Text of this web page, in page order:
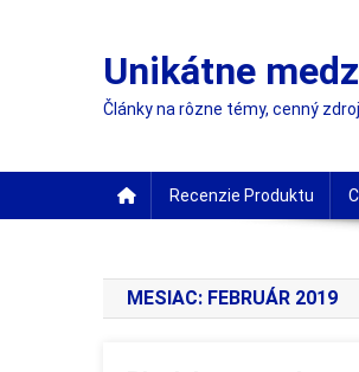
Unikátne
Články na rôzne témy, cenný
Recenzie Produktu
MESIAC: FEBRUÁR 2019